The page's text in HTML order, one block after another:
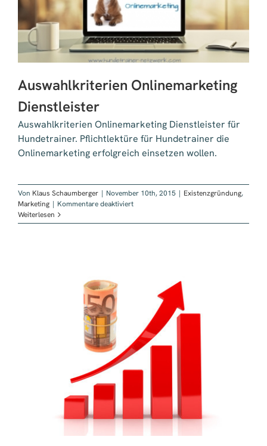
Auswahlkriterien Onlinemarketing
Dienstleister
Auswahlkriterien Onlinemarketing Dienstleister für
Hundetrainer. Pflichtlektüre für Hundetrainer die
Onlinemarketing erfolgreich einsetzen wollen.
Von Klaus Schaumberger | November 10th, 2015 | Existenzgründung,
Marketing | Kommentare deaktiviertfür
Onlinemarketing
Weiterlesen